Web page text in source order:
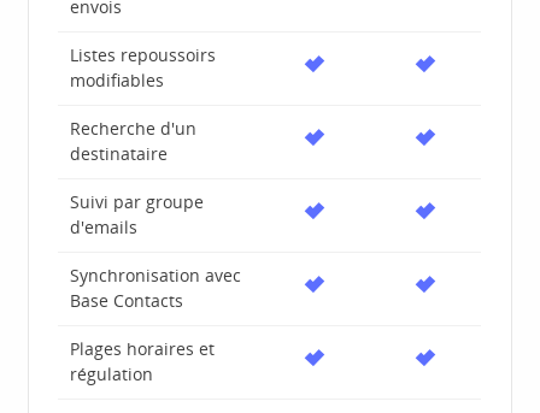
envois
Listes repoussoirs
modifiables
Recherche d'un
destinataire
Suivi par groupe
d'emails
Synchronisation avec
Base Contacts
Plages horaires et
régulation